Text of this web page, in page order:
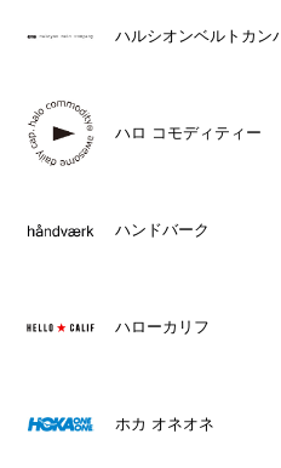
ハルシオンベルトカン
ハロ コモディティー
ハンドバーク
ハローカリフ
ホカ オネオネ